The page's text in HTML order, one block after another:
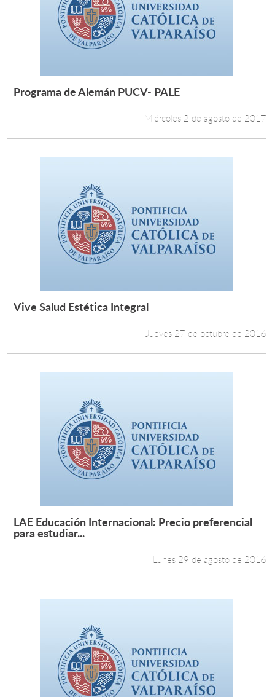
Leer más +
Programa de Alemán PUCV- PALE
Miércoles 2 de agosto de 2017
Vive Salud Estética Integral
Jueves 27 de octubre de 2016
Leer más +
LAE Educación Internacional: Precio preferencial
para estudiar...
Lunes 29 de agosto de 2016